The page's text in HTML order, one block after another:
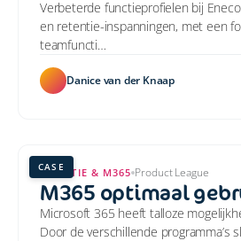
Verbeterde functieprofielen bij
en retentie-inspanningen, met een
teamfuncti…
Danice van der Knaap
CASE
ADOPTIE & M365 Product League
M365 optimaal
Microsoft 365 heeft talloze
Door de verschillende programma’s